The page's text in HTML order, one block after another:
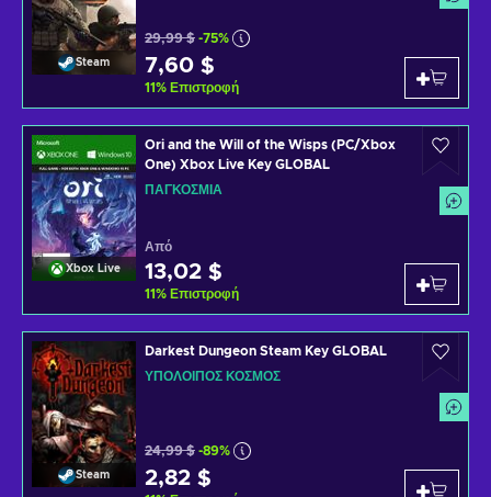
Steam
29,99 $ -75%
7,60 $
11% Επιστροφή
Xbox Live
Ori and the Will of the Wisps (PC/Xbox
One) Xbox Live Key GLOBAL
ΠΑΓΚΌΣΜΙΑ
Από
13,02 $
11% Επιστροφή
Steam
Darkest Dungeon Steam Key GLOBAL
ΥΠΌΛΟΙΠΟΣ ΚΌΣΜΟΣ
24,99 $ -89%
2,82 $